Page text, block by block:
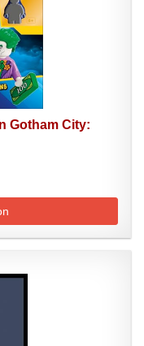
Gotham City: